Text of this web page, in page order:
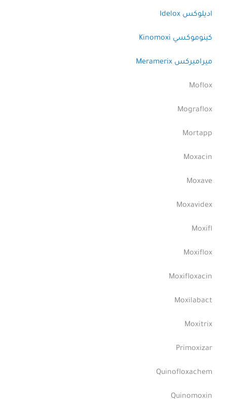
اديلوكس Idelox
كينوموكسي Kinomoxi
ميراميركس Meramerix
Moflox
Mograflox
Mortapp
Moxacin
Moxave
Moxavidex
Moxifl
Moxiflox
Moxifloxacin
Moxilabact
Moxitrix
Primoxizar
Quinofloxachem
Quinomoxin